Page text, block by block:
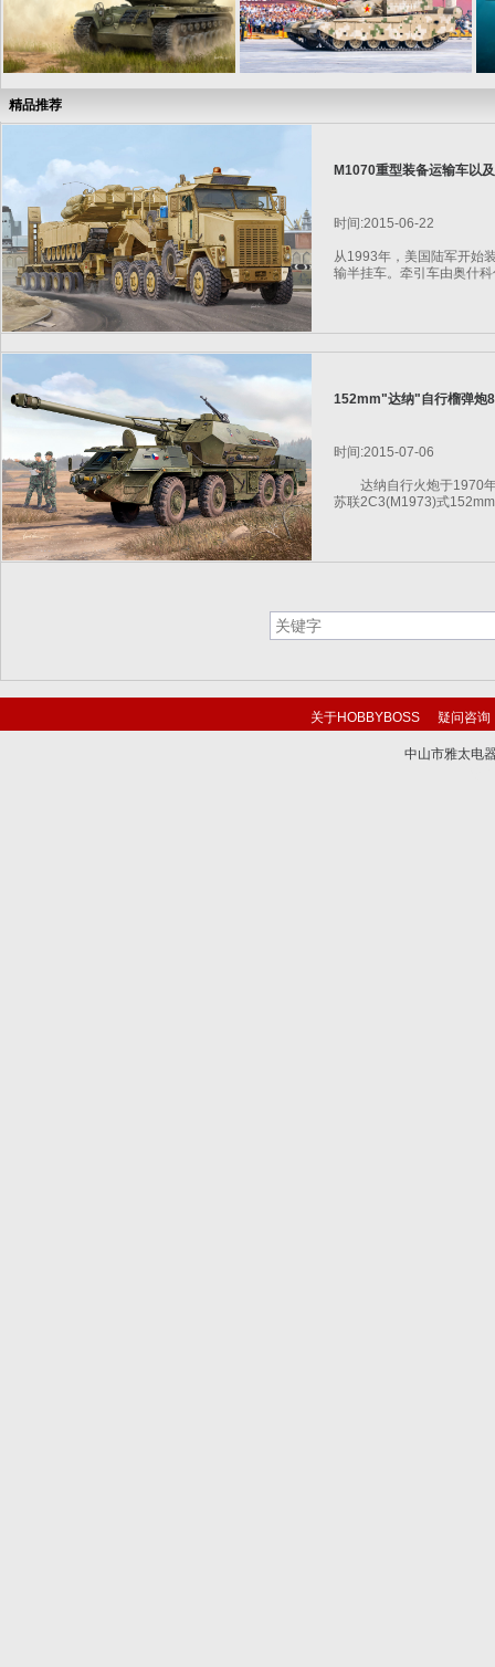
精品推荐
M1070重型装备运输车以
时间:2015-06-22
从1993年，美国陆军开始
输半挂车。牵引车由奥什
152mm"达纳"自行榴弹炮
时间:2015-07-06
达纳自行火炮于1970年
苏联2C3(M1973)式
关于HOBBYBOSS 疑问咨询
中山市雅太电